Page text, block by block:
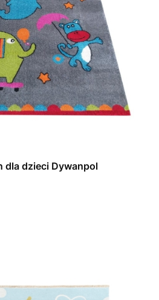
dla dzieci Dywanpol